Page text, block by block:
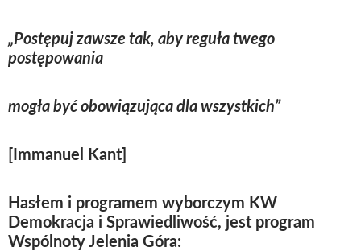
„Postępuj zawsze tak, aby reguła twego
postępowania
mogła być obowiązująca dla wszystkich”
[Immanuel Kant]
Hasłem i programem wyborczym KW
Demokracja i Sprawiedliwość, jest program
Wspólnoty Jelenia Góra: